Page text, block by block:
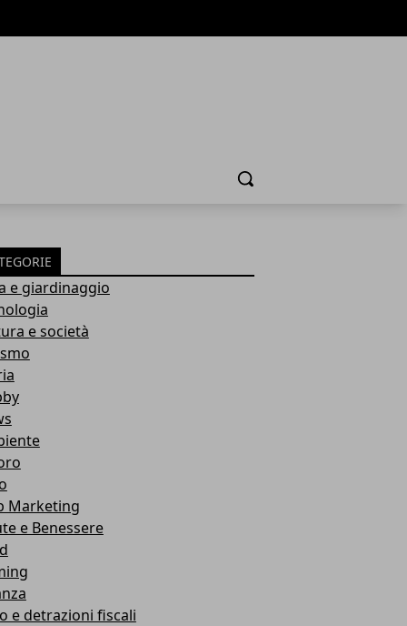
Cerca
e giardinaggio
e società
Marketing
e Benessere
e detrazioni fiscali